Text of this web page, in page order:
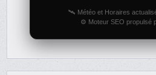
🛰️ Météo et Horaires
⚙️ Moteur SEO propulsé